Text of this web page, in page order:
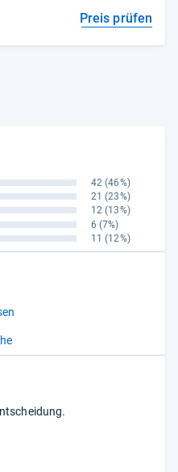
Preis prüfen
42 (46%)
21 (23%)
12 (13%)
6 (7%)
11 (12%)